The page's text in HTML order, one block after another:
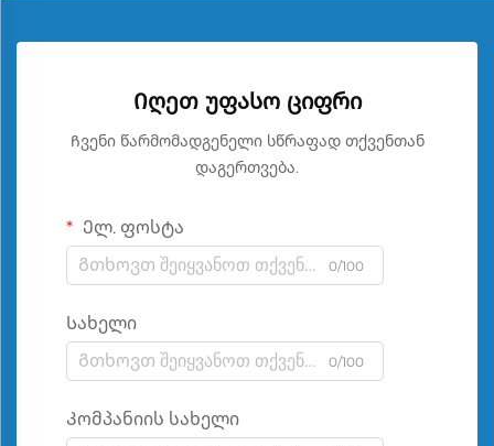
Იღეთ უფასო ციფრი
Ჩვენი წარმომადგენელი სწრაფად თქვენთან
დაგერთვება.
Ელ. ფოსტა
0/100
Სახელი
0/100
Კომპანიის სახელი